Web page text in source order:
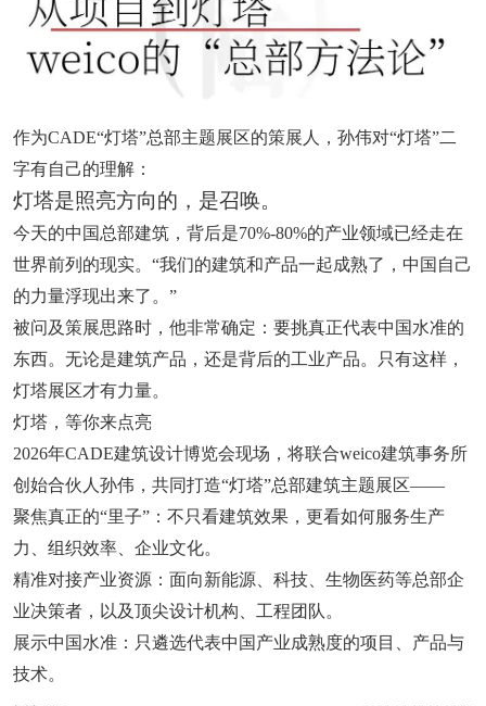
作为CADE“灯塔”总部主题展区的策展人，孙伟对“灯塔”二
字有自己的理解：
灯塔是照亮方向的，是召唤。
今天的中国总部建筑，背后是70%-80%的产业领域已经走在
世界前列的现实。“我们的建筑和产品一起成熟了，中国自己
的力量浮现出来了。”
被问及策展思路时，他非常确定：要挑真正代表中国水准的
东西。无论是建筑产品，还是背后的工业产品。只有这样，
灯塔展区才有力量。
灯塔，等你来点亮
2026年CADE建筑设计博览会现场，将联合weico建筑事务所
创始合伙人孙伟，共同打造“灯塔”总部建筑主题展区——
聚焦真正的“里子”：不只看建筑效果，更看如何服务生产
力、组织效率、企业文化。
精准对接产业资源：面向新能源、科技、生物医药等总部企
业决策者，以及顶尖设计机构、工程团队。
展示中国水准：只遴选代表中国产业成熟度的项目、产品与
技术。